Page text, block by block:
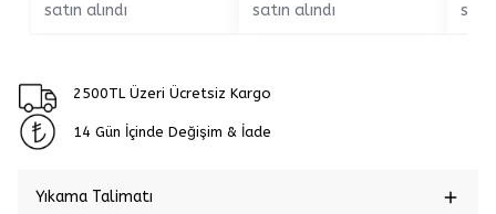
satın alındı
satın alındı
2500TL Üzeri Ücretsiz Kargo
14 Gün İçinde Değişim & İade
Yıkama Talimatı